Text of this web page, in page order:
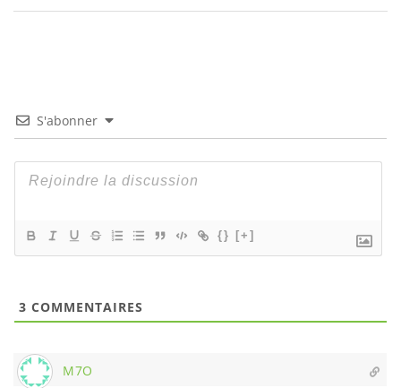
S'abonner
{} [+]
3 COMMENTAIRES
M7O